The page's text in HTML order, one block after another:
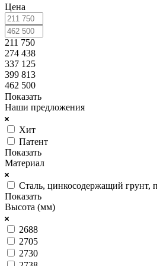
Цена
211 750
274 438
337 125
399 813
462 500
Показать
Наши предложения
Хит
Патент
Показать
Материал
Сталь, цинкосодержащий грунт,
Показать
Высота (мм)
2688
2705
2730